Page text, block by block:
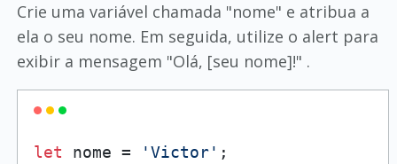
Crie uma variável chamada "nome" e atribua a
ela o seu nome. Em seguida, utilize o alert para
exibir a mensagem "Olá, [seu nome]!" .
let nome = 'Victor'